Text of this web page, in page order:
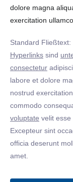
dolore magna
exercitation
Standard
Hyperlinks sind
consectetur
labore et dolore
nostrud
commodo
voluptate velit esse
Excepteur sint
officia deserunt
amet.